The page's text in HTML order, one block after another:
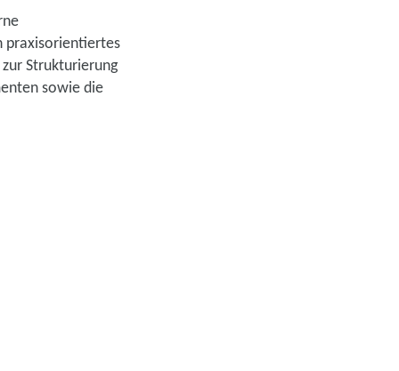
praxisorientiertes
Strukturierung
sowie die